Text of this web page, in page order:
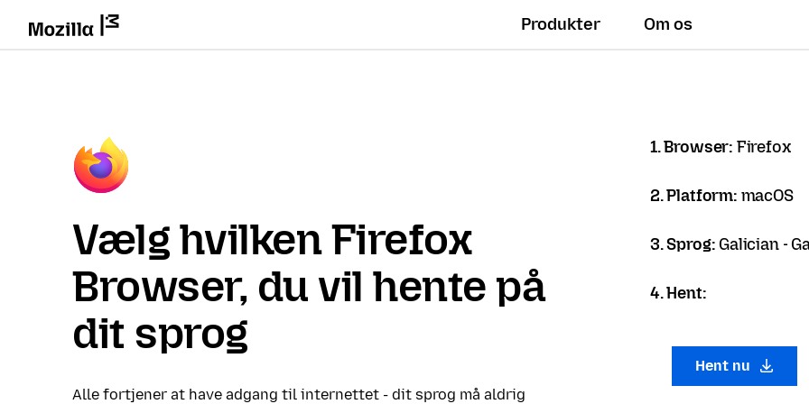
Produkter Om os
Vælg hvilken Firefox
Browser, du vil hente på
dit sprog
Alle fortjener at have adgang til internettet - dit sprog må aldrig
1. Browser: Firefox
2. Platform: macOS
3. Sprog: Galician -
4. Hent:
Hent nu